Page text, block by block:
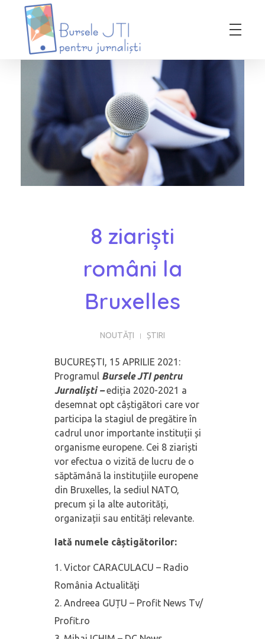
Bursele JTI pentru Jurnalisti
8 ziariști
români la
Bruxelles
NOUTĂȚI ȘTIRI
BUCUREȘTI, 15 APRILIE 2021:
Programul Bursele JTI pentru
Jurnaliști –ediția 2020-2021 a
desemnat opt câștigători care vor
participa la stagiul de pregătire în
cadrul unor importante instituții și
organisme europene. Cei 8 ziariști
vor efectua o vizită de lucru de o
săptămână la instituțiile europene
din Bruxelles, la sediul NATO,
precum și la alte autorități,
organizații sau entități relevante.
Iată numele câștigătorilor:
Victor CARACULACU – Radio
România Actualități
Andreea GUȚU – Profit News Tv/
Profit.ro